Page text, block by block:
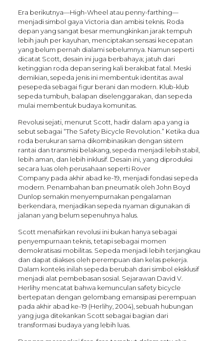
Era berikutnya—High-Wheel atau penny-farthing—
menjadi simbol gaya Victoria dan ambisi teknis. Roda
depan yang sangat besar memungkinkan jarak tempuh
lebih jauh per kayuhan, menciptakan sensasi kecepatan
yang belum pernah dialami sebelumnya. Namun seperti
dicatat Scott, desain ini juga berbahaya; jatuh dari
ketinggian roda depan sering kali berakibat fatal. Meski
demikian, sepeda jenis ini membentuk identitas awal
pesepeda sebagai figur berani dan modern. Klub-klub
sepeda tumbuh, balapan diselenggarakan, dan sepeda
mulai membentuk budaya komunitas.
Revolusi sejati, menurut Scott, hadir dalam apa yang ia
sebut sebagai “The Safety Bicycle Revolution.” Ketika dua
roda berukuran sama dikombinasikan dengan sistem
rantai dan transmisi belakang, sepeda menjadi lebih stabil,
lebih aman, dan lebih inklusif. Desain ini, yang diproduksi
secara luas oleh perusahaan seperti Rover
Company pada akhir abad ke-19, menjadi fondasi sepeda
modern. Penambahan ban pneumatik oleh John Boyd
Dunlop semakin menyempurnakan pengalaman
berkendara, menjadikan sepeda nyaman digunakan di
jalanan yang belum sepenuhnya halus.
Scott menafsirkan revolusi ini bukan hanya sebagai
penyempurnaan teknis, tetapi sebagai momen
demokratisasi mobilitas. Sepeda menjadi lebih terjangkau
dan dapat diakses oleh perempuan dan kelas pekerja.
Dalam konteks inilah sepeda berubah dari simbol eksklusif
menjadi alat pembebasan sosial. Sejarawan David V.
Herlihy mencatat bahwa kemunculan safety bicycle
bertepatan dengan gelombang emansipasi perempuan
pada akhir abad ke-19 (Herlihy, 2004), sebuah hubungan
yang juga ditekankan Scott sebagai bagian dari
transformasi budaya yang lebih luas.